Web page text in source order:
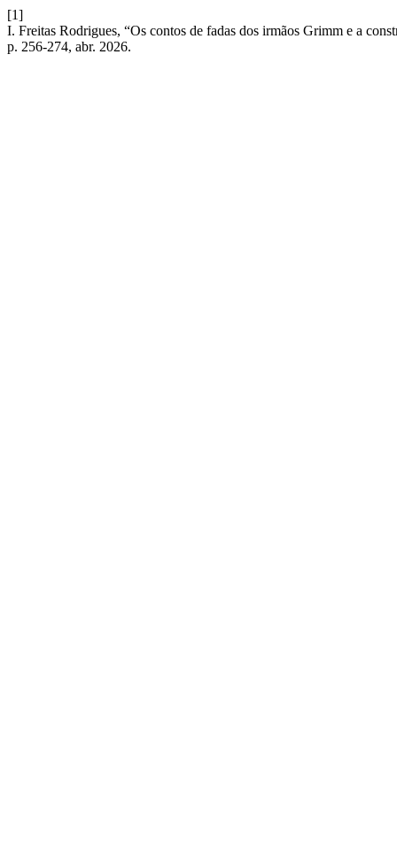
[1]
I. Freitas Rodrigues, “Os contos de fadas dos irmãos Grimm e a
p. 256-274, abr. 2026.